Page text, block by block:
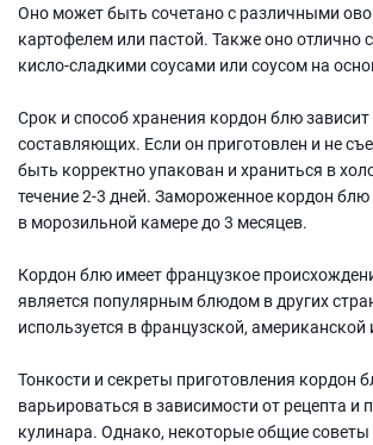
Оно может быть сочетано с различными
картофелем или пастой. Также оно отлично
кисло-сладкими соусами или соусом на
Срок и способ хранения кордон блю зависит
составляющих. Если он приготовлен и не
быть корректно упакован и храниться в
течение 2-3 дней. Замороженное кордон
в морозильной камере до 3 месяцев.
Кордон блю имеет французкое
является популярным блюдом в других
используется в французской, американской
Тонкости и секреты приготовления кордон
варьироваться в зависимости от рецепта и
кулинара. Однако, некоторые общие